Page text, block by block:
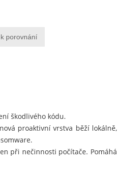
porovnání
škodlivého kódu.
proaktivní vrstva běží lokálně,
při nečinnosti počítače. Pomáhá